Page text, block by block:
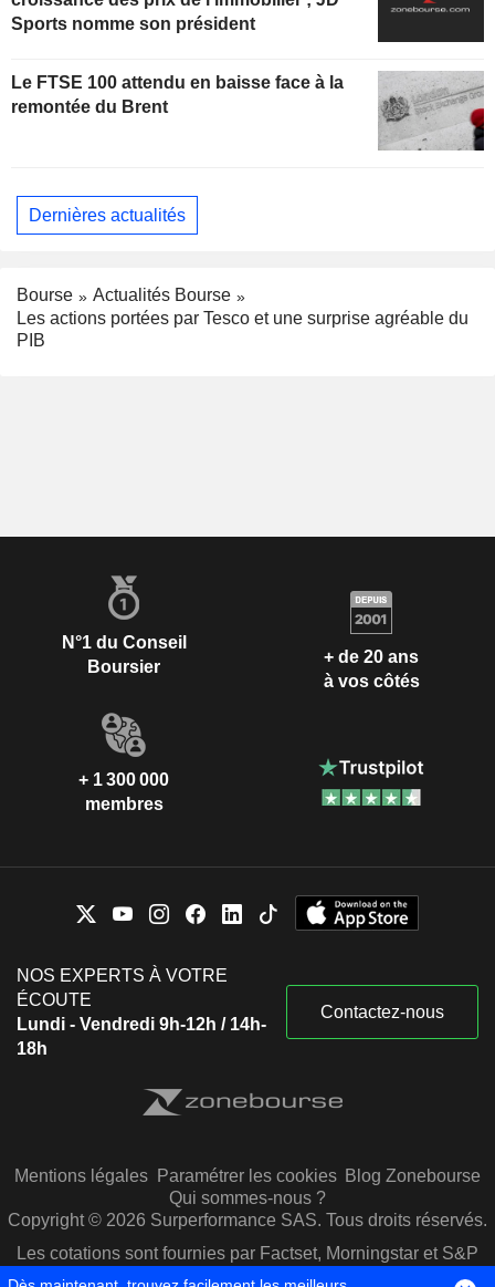
Sports nomme son président
Le FTSE 100 attendu en baisse face à la
remontée du Brent
Dernières actualités
Bourse
Actualités Bourse
Les actions portées par Tesco et une surprise agréable du
PIB
N°1 du Conseil
Boursier
+ de 20 ans
à vos côtés
+ 1 300 000
membres
NOS EXPERTS À VOTRE
ÉCOUTE
Lundi - Vendredi 9h-12h / 14h-
18h
Contactez-nous
Mentions légales Paramétrer les cookies Blog Zonebourse
Qui sommes-nous ?
Copyright © 2026 Surperformance SAS. Tous droits réservés.
Les cotations sont fournies par Factset, Morningstar et S&P
Capital IQ